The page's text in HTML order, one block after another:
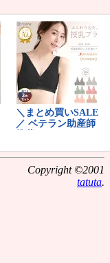
Copyright ©2001
tatuta.